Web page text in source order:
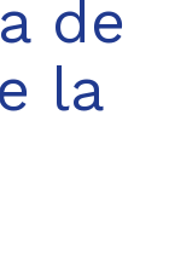
de
la